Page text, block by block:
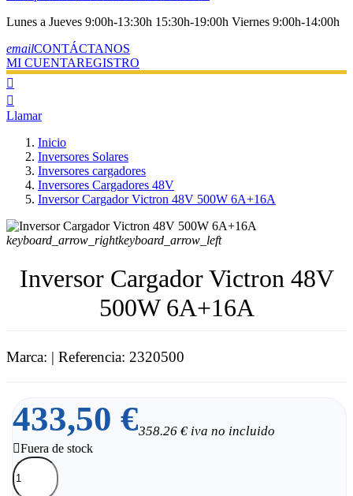
Lunes a Jueves 9:00h-13:30h 15:30h-19:00h Viernes 9:00h-14:00h
emailCONTÁCTANOS
MI CUENTAREGISTRO


Llamar
Inicio
Inversores Solares
Inversores cargadores
Inversores Cargadores 48V
Inversor Cargador Victron 48V 500W 6A+16A
keyboard_arrow_rightkeyboard_arrow_left
Inversor Cargador Victron 48V
500W 6A+16A
Marca: | Referencia: 2320500
433,50 €358.26 € iva no incluido
Fuera de stock